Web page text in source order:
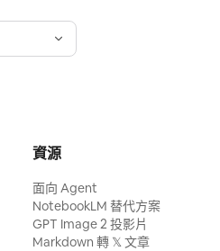
資源
面向 Agent
NotebookLM 替代方案
GPT Image 2 投影片
Markdown 轉 𝕏 文章